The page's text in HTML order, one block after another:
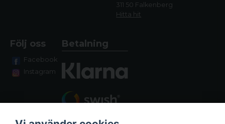
311 50 Falkenberg
Hitta hit
Följ oss
Facebook
Instagram
Betalning